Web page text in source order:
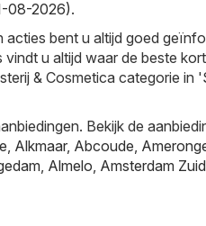
08-2026).
bent u altijd goed
u altijd waar de beste
& Cosmetica categorie in
Bekijk de
, Alkmaar, Abcoude,
, Almelo, Amsterdam